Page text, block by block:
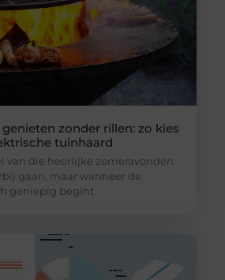
zonder rillen: zo kies
tuinhaard
van die heerlijke zomeravonden
gaan, maar wanneer de
geniepig begint